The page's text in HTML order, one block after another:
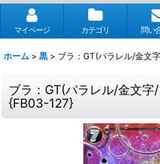
マイページ カテゴリ 問い
ホーム > 黒 > ブラ：GT(パラレル/金文
ブラ：GT(パラレル/金文
{FB03-127}